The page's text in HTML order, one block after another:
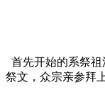
首先开始的系祭
祭文，众宗亲参拜